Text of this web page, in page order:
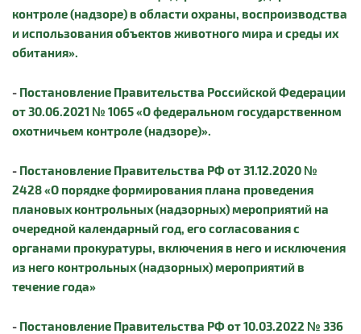
контроле (надзоре) в области охраны, воспроизводства
и использования объектов животного мира и среды их
обитания».
- Постановление Правительства Российской Федерации
от 30.06.2021 № 1065 «О федеральном государственном
охотничьем контроле (надзоре)».
- Постановление Правительства РФ от 31.12.2020 №
2428 «О порядке формирования плана проведения
плановых контрольных (надзорных) мероприятий на
очередной календарный год, его согласования с
органами прокуратуры, включения в него и исключения
из него контрольных (надзорных) мероприятий в
течение года»
- Постановление Правительства РФ от 10.03.2022 № 336